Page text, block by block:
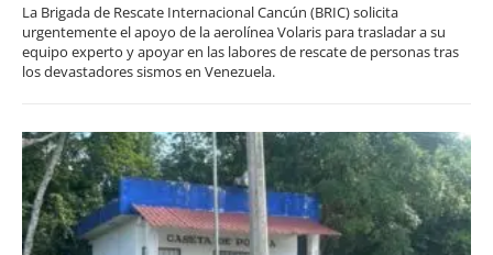
La Brigada de Rescate Internacional Cancún (BRIC) solicita
urgentemente el apoyo de la aerolínea Volaris para trasladar a su
equipo experto y apoyar en las labores de rescate de personas tras
los devastadores sismos en Venezuela.